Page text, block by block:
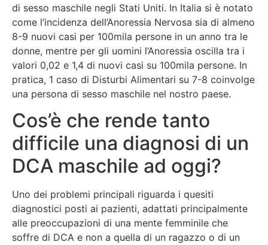
di sesso maschile negli Stati Uniti. In Italia si è notato
come l’incidenza dell’Anoressia Nervosa sia di almeno
8-9 nuovi casi per 100mila persone in un anno tra le
donne, mentre per gli uomini l’Anoressia oscilla tra i
valori 0,02 e 1,4 di nuovi casi su 100mila persone. In
pratica, 1 caso di Disturbi Alimentari su 7-8 coinvolge
una persona di sesso maschile nel nostro paese.
Cos’è che rende tanto
difficile una diagnosi di un
DCA maschile ad oggi?
Uno dei problemi principali riguarda i quesiti
diagnostici posti ai pazienti, adattati principalmente
alle preoccupazioni di una mente femminile che
soffre di DCA e non a quella di un ragazzo o di un